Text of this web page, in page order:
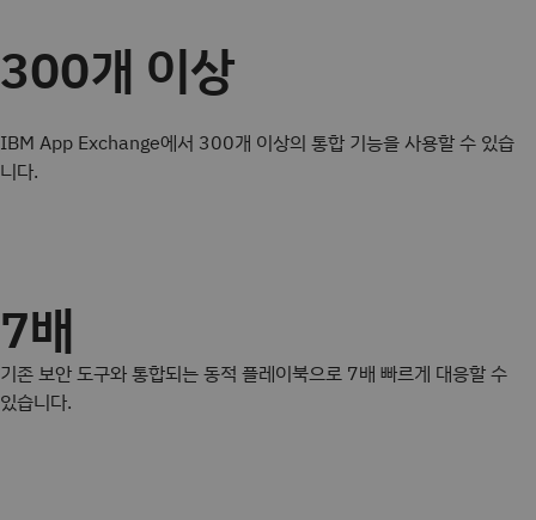
300개 이상
IBM App Exchange에서 300개 이상의 통합 기능을 사용할 수 있습
니다.
7배
기존 보안 도구와 통합되는 동적 플레이북으로 7배 빠르게 대응할 수
있습니다.